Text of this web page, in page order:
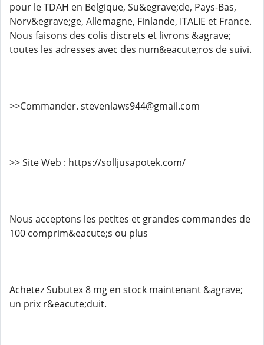
pour le TDAH en Belgique, Su&egrave;de, Pays-Bas,
Norv&egrave;ge, Allemagne, Finlande, ITALIE et France.
Nous faisons des colis discrets et livrons &agrave;
toutes les adresses avec des num&eacute;ros de suivi.
>>Commander. stevenlaws944@gmail.com
>> Site Web : https://solljusapotek.com/
Nous acceptons les petites et grandes commandes de
100 comprim&eacute;s ou plus
Achetez Subutex 8 mg en stock maintenant &agrave;
un prix r&eacute;duit.